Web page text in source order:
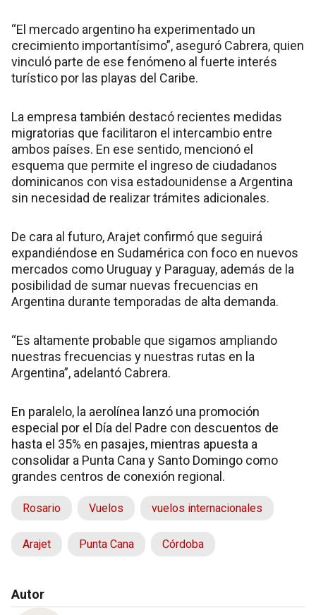
“El mercado argentino ha experimentado un
crecimiento importantísimo”, aseguró Cabrera, quien
vinculó parte de ese fenómeno al fuerte interés
turístico por las playas del Caribe.
La empresa también destacó recientes medidas
migratorias que facilitaron el intercambio entre
ambos países. En ese sentido, mencionó el
esquema que permite el ingreso de ciudadanos
dominicanos con visa estadounidense a Argentina
sin necesidad de realizar trámites adicionales.
De cara al futuro, Arajet confirmó que seguirá
expandiéndose en Sudamérica con foco en nuevos
mercados como Uruguay y Paraguay, además de la
posibilidad de sumar nuevas frecuencias en
Argentina durante temporadas de alta demanda.
“Es altamente probable que sigamos ampliando
nuestras frecuencias y nuestras rutas en la
Argentina”, adelantó Cabrera.
En paralelo, la aerolínea lanzó una promoción
especial por el Día del Padre con descuentos de
hasta el 35% en pasajes, mientras apuesta a
consolidar a Punta Cana y Santo Domingo como
grandes centros de conexión regional.
Rosario Vuelos vuelos internacionales
Arajet Punta Cana Córdoba
Autor